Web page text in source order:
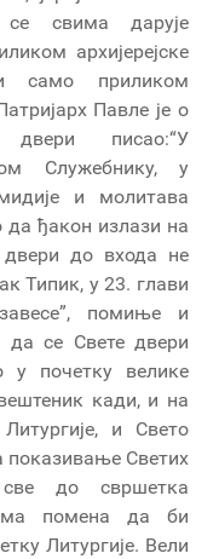
свима дарује
архијерејске
само приликом
Павле је о
писао:“У
Служебнику, у
и молитава
да ђакон излази на
двери до входа не
Типик, у 23. глави
помиње и
да се Свете двери
у почетку велике
кади, и на
и Свето
показивање Светих
до свршетка
помена да би
Литургије. Вели